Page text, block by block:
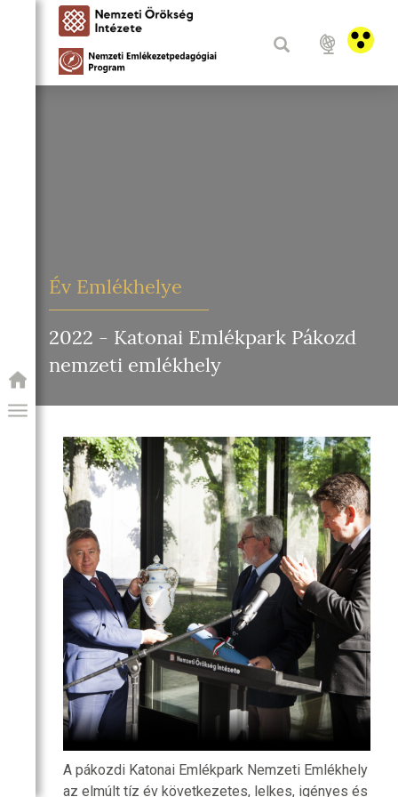
PROGRAM
Év Emlékhelye
2022 - Katonai Emlékpark Pákozd
nemzeti emlékhely
A pákozdi Katonai Emlékpark Nemzeti Emlékhely
az elmúlt tíz év következetes, lelkes, igényes és